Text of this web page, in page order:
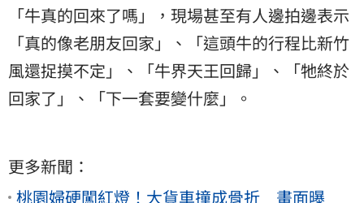
「牛真的回來了嗎」，現場甚至有人邊拍邊表示
「真的像老朋友回家」、「這頭牛的行程比新竹
風還捉摸不定」、「牛界天王回歸」、「牠終於
回家了」、「下一套要變什麼」。
更多新聞：
桃園婦硬闖紅燈！大貨車撞成骨折 畫面曝